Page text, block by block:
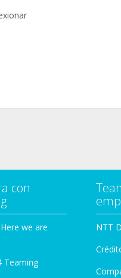
con
we are
Teaming
NTT